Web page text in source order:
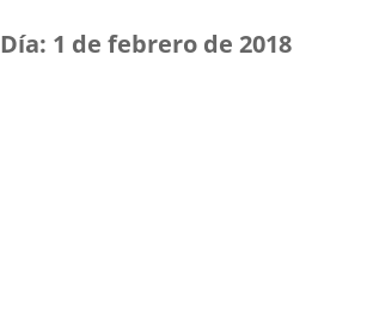
Día: 1 de febrero de 2018